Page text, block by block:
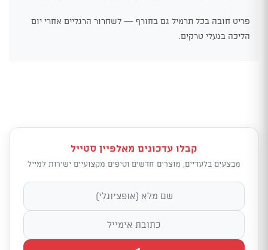
פריט חובה בכל תרמיל גם בחורף — לשחרור הרגליים אחרי יום
הליכה בנעלי טרקים.
קבלו עדכונים מאלפיין סטייל
מבצעים בלעדיים, מוצרים חדשים וטיפים מקצועיים ישירות למייל